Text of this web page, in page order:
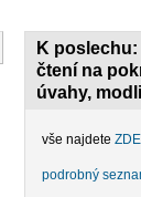
K
čtení na
úvahy,
vše najdete ZDE
podrobný